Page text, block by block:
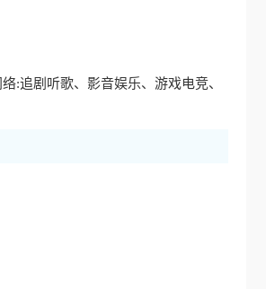
:追剧听歌、影音娱乐、游戏电竞、